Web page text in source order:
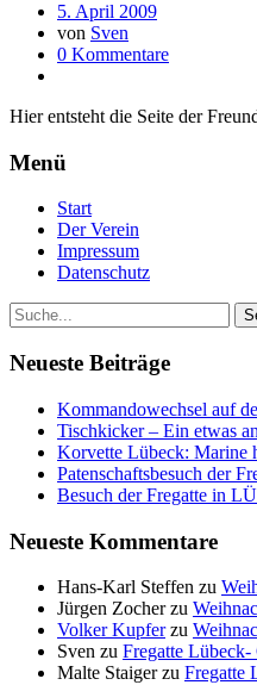
5. April 2009
von Sven
0 Kommentare
Hier entsteht die Seite der
Menü
Start
Der Verein
Impressum
Datenschutz
Neueste Beiträge
Kommandowechsel auf
Tischkicker – Ein etwas
Korvette Lübeck: Marine
Patenschaftsbesuch der
Besuch der Fregatte in
Neueste Kommentare
Hans-Karl Steffen zu
Jürgen Zocherzu
Volker Kupferzu
Sven zu Fregatte
Malte Staigerzu Fregatte